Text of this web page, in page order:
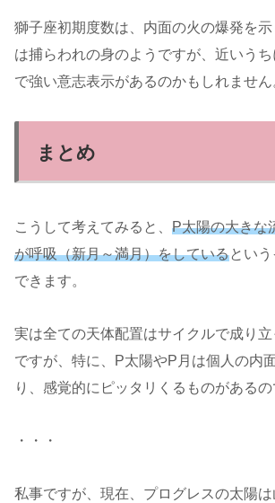
獅子座初期度数は、内面の火の爆発を
は捕らわれの身のようですが、近いう
で強い意志表示があるのかもしれません
まとめ
こうして考えてみると、 P太陽の大きな
が呼吸（新月～満月）をしているとい
できます。
実は全ての天体配置はサイクルで成り
ですが、特に、P太陽やP月は個人の内
り、感覚的にピッタリくるものがあるの
・・・
私事ですが、現在、プログレスの太陽